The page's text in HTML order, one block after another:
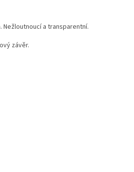
a transparentní.
závěr.